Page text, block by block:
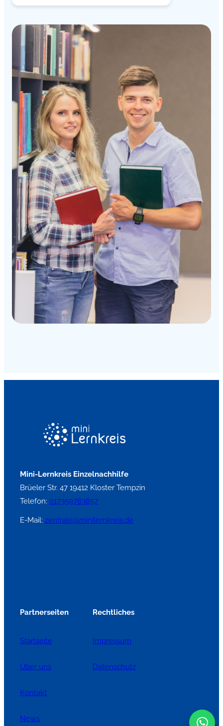
Mini-Lernkreis Einzelnachhilfe
Brüeler Str. 47 19412 Kloster Tempzin
Telefon: 017359783857
E-Mail: zentrale@minilernkreis.de
Partnerseiten
Startseite
Über uns
Kontakt
News
Rechtliches
Impressum
Datenschutz